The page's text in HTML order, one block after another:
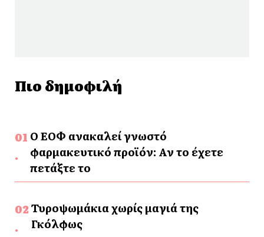
Πιο δημοφιλή
Ο ΕΟΦ ανακαλεί γνωστό
φαρμακευτικό προϊόν: Αν το έχετε
πετάξτε το
Τυροψωμάκια χωρίς μαγιά της
Γκόλφως